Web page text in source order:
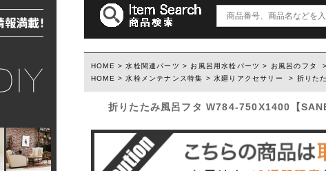
取っ手(ダルトン)
つまみ(ダルトン)
フック(ダルトン)
ウィルス・菌除去シート
HOME >水栓関連パーツ > お風呂用水栓パーツ > お風呂のフタ
HOME >水栓メンテナンス特集 >水廻りアクセサリー > 折りた
折りたたみ風呂フタ W784-750X1400【